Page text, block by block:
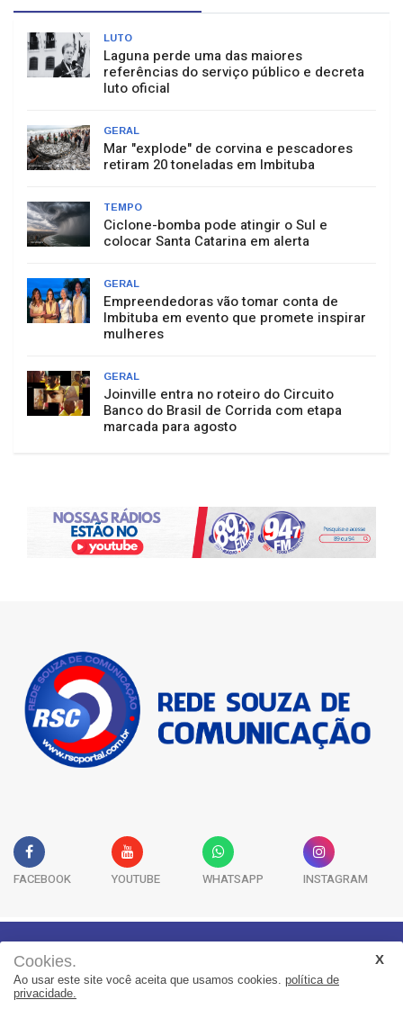
LUTO
Laguna perde uma das maiores
referências do serviço público e decreta
luto oficial
GERAL
Mar "explode" de corvina e pescadores
retiram 20 toneladas em Imbituba
TEMPO
Ciclone-bomba pode atingir o Sul e
colocar Santa Catarina em alerta
GERAL
Empreendedoras vão tomar conta de
Imbituba em evento que promete inspirar
mulheres
GERAL
Joinville entra no roteiro do Circuito
Banco do Brasil de Corrida com etapa
marcada para agosto
FACEBOOK YOUTUBE WHATSAPP INSTAGRAM
Geral Saúde Política
Esportes
Entretenimento
Cookies.
Ao usar este site você aceita que usamos cookies. política de
privacidade.